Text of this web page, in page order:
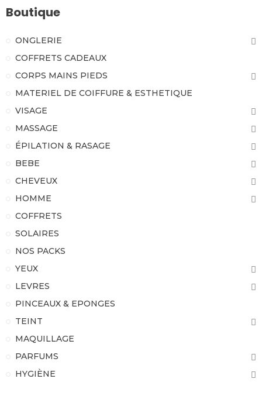
Boutique
ONGLERIE
COFFRETS CADEAUX
CORPS MAINS PIEDS
MATERIEL DE COIFFURE & ESTHETIQUE
VISAGE
MASSAGE
ÉPILATION & RASAGE
BEBE
CHEVEUX
HOMME
COFFRETS
SOLAIRES
NOS PACKS
YEUX
LEVRES
PINCEAUX & EPONGES
TEINT
MAQUILLAGE
PARFUMS
HYGIÈNE